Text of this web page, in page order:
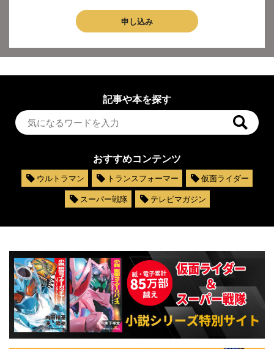
申し込み
記事や本を探す
おすすめコンテンツ
ウルトラマン トランスフォーマー
仮面ライダー
スーパー戦隊
テレビマガジン